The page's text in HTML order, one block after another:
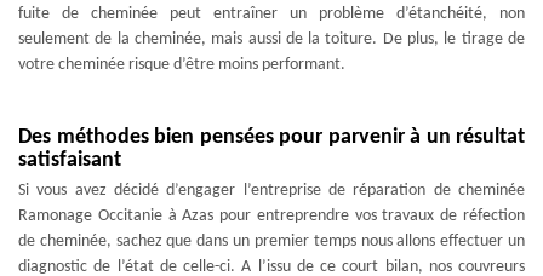
fuite de cheminée peut entraîner un problème d’étanchéité, non
seulement de la cheminée, mais aussi de la toiture. De plus, le tirage de
votre cheminée risque d’être moins performant.
Des méthodes bien pensées pour parvenir à un résultat
satisfaisant
Si vous avez décidé d’engager l’entreprise de réparation de cheminée
Ramonage Occitanie à Azas pour entreprendre vos travaux de réfection
de cheminée, sachez que dans un premier temps nous allons effectuer un
diagnostic de l’état de celle-ci. A l’issu de ce court bilan, nos couvreurs